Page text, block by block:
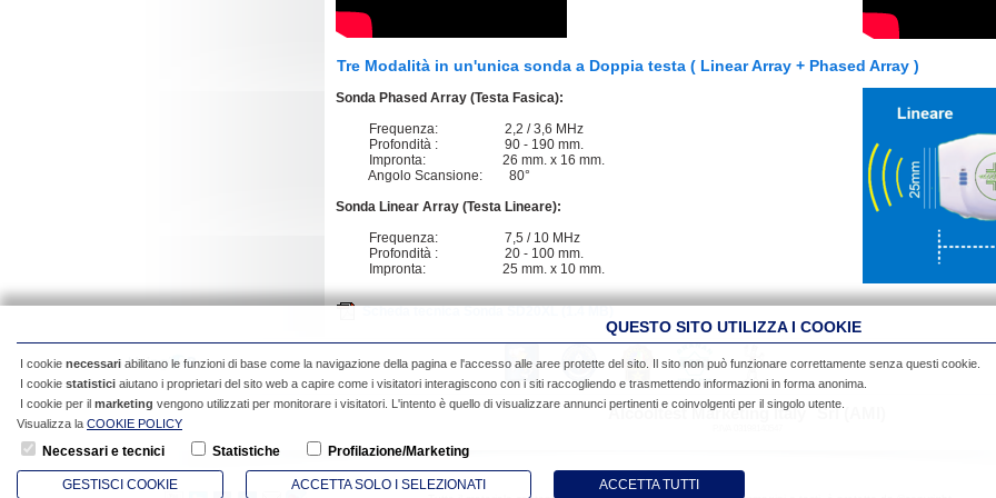
Tre Modalità in un'unica sonda a Doppia testa ( Linear Array + Phased Array )
Sonda Phased Array (Testa Fasica):
Frequenza: 2,2 / 3,6 MHz
Profondità : 90 - 190 mm.
Impronta: 26 mm. x 16 mm.
Angolo Scansione: 80°
Sonda Linear Array (Testa Lineare):
Frequenza: 7,5 / 10 MHz
Profondità : 20 - 100 mm.
Impronta: 25 mm. x 10 mm.
Scheda tecnica Sonda SD20XL(1.4 MB)
Alcooltest Marketing Italy ®Srl (AMI)
QUESTO SITO UTILIZZA I COOKIE
I cookie necessari abilitano le funzioni di base come la navigazione della pagina e l'accesso alle aree protette del sito. Il sito non può funzionare correttamente senza questi cookie.
I cookie statistici aiutano i proprietari del sito web a capire come i visitatori interagiscono con i siti raccogliendo e trasmettendo informazioni in forma anonima.
I cookie per il marketing vengono utilizzati per monitorare i visitatori. L'intento è quello di visualizzare annunci pertinenti e coinvolgenti per il singolo utente.
Visualizza la COOKIE POLICY
Necessari e tecnici Statistiche Profilazione/Marketing
GESTISCI COOKIE ACCETTA SOLO I SELEZIONATI ACCETTA TUTTI